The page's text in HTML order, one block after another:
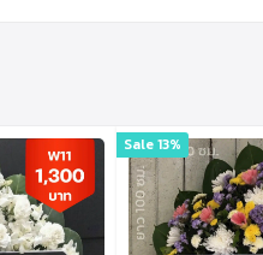
Sale 13%